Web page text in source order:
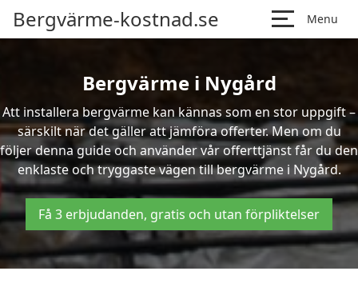
Bergvärme-kostnad.se Menu
Bergvärme i Nygård
Att installera bergvärme kan kännas som en stor uppgift –
särskilt när det gäller att jämföra offerter. Men om du
följer denna guide och använder vår offerttjänst får du den
enklaste och tryggaste vägen till bergvärme i Nygård.
Få 3 erbjudanden, gratis och utan förpliktelser